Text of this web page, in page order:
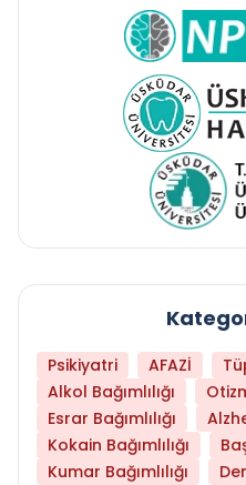
Psikiyatri AFAZİ
Alkol Bağımlılığı
Esrar Bağımlılığı
Kokain Bağımlılığı
Kumar Bağımlılığı